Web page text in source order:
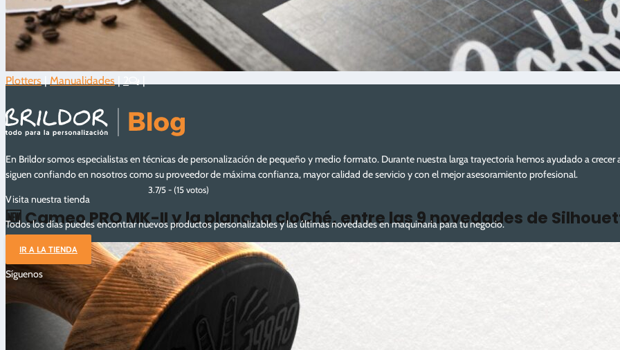
Plotters Manualidades
3.7/5 - (15 votos)
🆕 Cameo PRO MK-II y la plancha cloChé, entre las 9 novedades de
En Brildor somos especialistas en técnicas de personalización de pequeño y medio formato. Durante nuestra larga trayectoria hemos ayudado a
siguen confiando en nosotros como su proveedor de máxima confianza, mayor calidad de servicio y con el mejor asesoramiento profesional.
Visita nuestra tienda
Todos los días puedes encontrar nuevos productos personalizables y las últimas novedades en maquinaria para tu negocio.
IR A LA TIENDA
Síguenos